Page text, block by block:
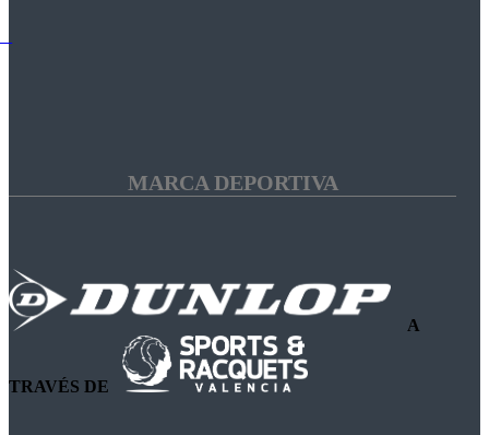
MARCA DEPORTIVA
A
TRAVÉS DE